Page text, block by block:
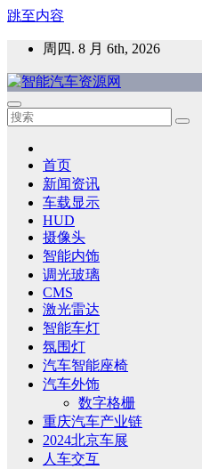
跳至内容
周四. 8 月 6th, 2026
智能汽车资源网
智能表面，智能内饰，新能源
首页
新闻资讯
车载显示
HUD
摄像头
智能内饰
调光玻璃
CMS
激光雷达
智能车灯
氛围灯
汽车智能座椅
汽车外饰
数字格栅
重庆汽车产业链
2024北京车展
人车交互